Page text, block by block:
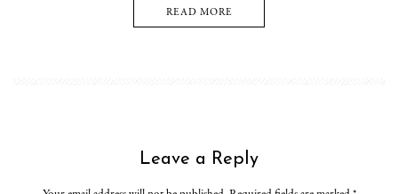
READ MORE
Leave a Reply